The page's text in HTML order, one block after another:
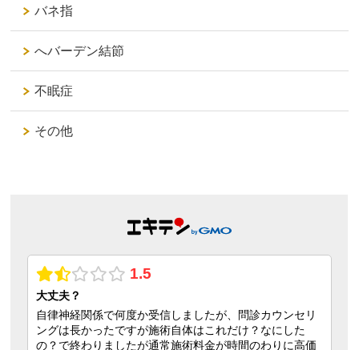
バネ指
へバーデン結節
不眠症
その他